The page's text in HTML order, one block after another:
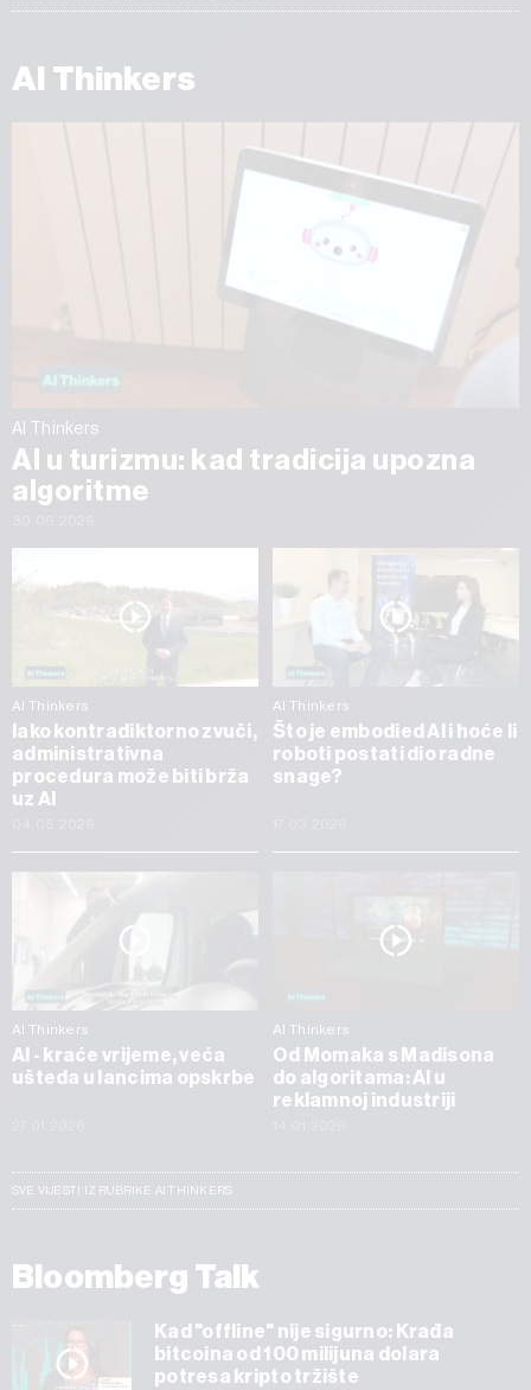
AI Thinkers
AI Thinkers
AI u turizmu: kad tradicija upozna
algoritme
AI Thinkers
Iako kontradiktorno zvuči,
administrativna
procedura može biti brža
uz AI
AI Thinkers
Što je embodied AI i hoće li
roboti postati dio radne
snage?
AI Thinkers
AI - kraće vrijeme, veća
ušteda u lancima opskrbe
AI Thinkers
Od Momaka s Madisona
do algoritama: AI u
reklamnoj industriji
SVE VIJESTI IZ RUBRIKE AI THINKERS
Bloomberg Talk
Kad "offline" nije sigurno: Krađa
bitcoina od 100 milijuna dolara
potresa kripto tržište